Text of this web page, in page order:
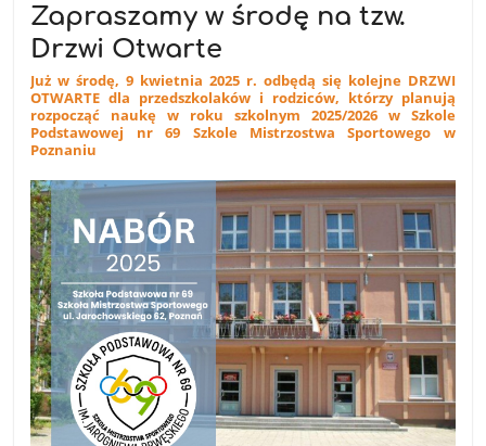
Zapraszamy w środę na tzw.
Drzwi Otwarte
Już w środę, 9 kwietnia 2025 r. odbędą się kolejne DRZWI
OTWARTE dla przedszkolaków i rodziców, którzy planują
rozpocząć naukę w roku szkolnym 2025/2026 w Szkole
Podstawowej nr 69 Szkole Mistrzostwa Sportowego w
Poznaniu